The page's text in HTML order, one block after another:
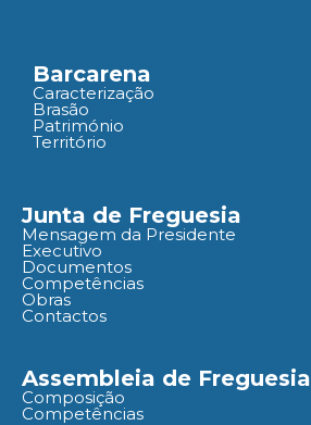
Barcarena
Caracterização
Brasão
Património
Território
Junta de Freguesia
Mensagem da Presidente
Executivo
Documentos
Competências
Obras
Contactos
Assembleia de Freguesia
Composição
Competências